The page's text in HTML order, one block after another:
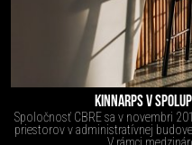
KINNARPS V
Spoločnosť CBRE sa v novembri
priestorov v administratívnej